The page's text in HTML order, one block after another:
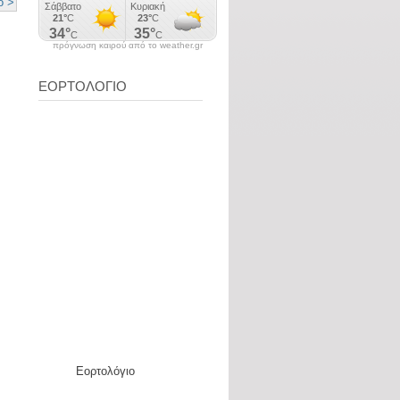
πρόγνωση καιρού από το weather.gr
ΕΟΡΤΟΛΟΓΙΟ
Εορτολόγιο